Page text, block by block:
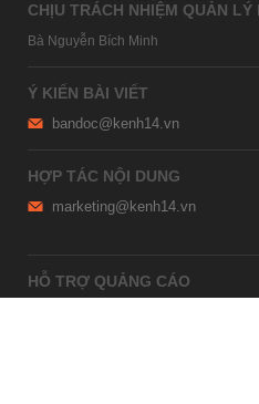
CHỊU TRÁCH NHIỆM QUẢN LÝ
Bà Nguyễn Bích Minh
Ý KIẾN BÀI VIẾT
bandoc@kenh14.vn
HỢP TÁC NỘI DUNG
marketing@kenh14.vn
HỖ TRỢ QUẢNG CÁO